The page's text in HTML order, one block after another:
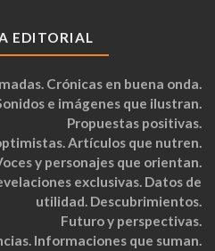
EDITORIAL
Crónicas en buena onda.
e imágenes que ilustran.
Propuestas positivas.
Artículos que nutren.
y personajes que orientan.
exclusivas. Datos de
utilidad. Descubrimientos.
Futuro y perspectivas.
Informaciones que suman.